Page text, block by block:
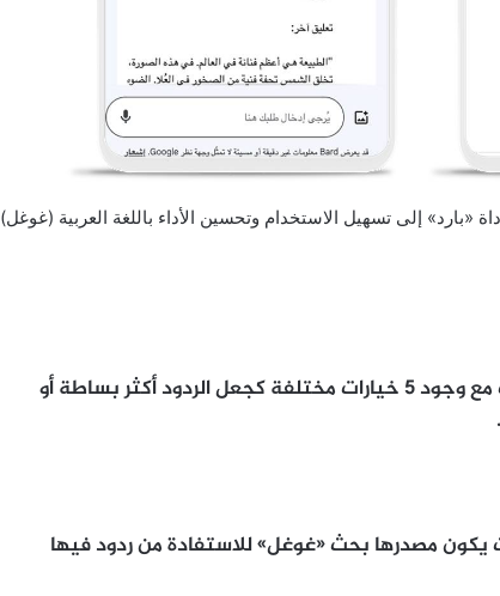
إلى تسهيل الاستخدام وتحسين الأداء باللغة العربية (غوغل)
إمكانية تغيير ردود «بارد» من حيث الأسلوب مع وجود 5 خيارات مختلفة كجعل الردود أكثر بساطة أو
مصدرها بحث «غوغل» للاستفادة من ردود فيها